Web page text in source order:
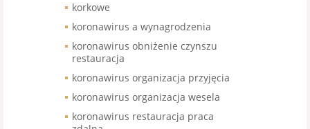
korkowe
koronawirus a wynagrodzenia
koronawirus obniżenie czynszu
restauracja
koronawirus organizacja przyjęcia
koronawirus organizacja wesela
koronawirus restauracja praca